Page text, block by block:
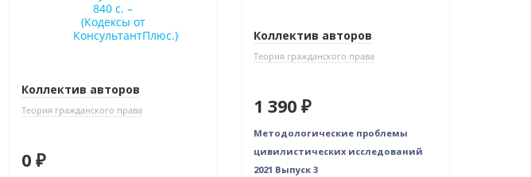
Коллектив авторов
Теория гражданского права
0 ₽
Коллектив авторов
Теория гражданского права
1 390 ₽
Методологические проблемы
цивилистических исследований
2021 Выпуск 3